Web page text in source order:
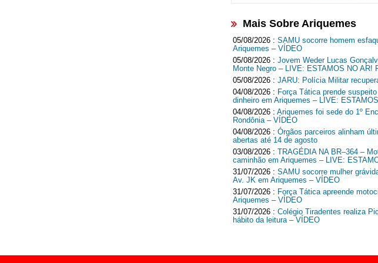
Mais Sobre Ariquemes
05/08/2026 : SAMU socorre homem
Ariquemes – VÍDEO
05/08/2026 : Jovem Weder Lucas
Monte Negro – LIVE: ESTAMOS NO AR!
05/08/2026 : JARU: Polícia Militar
04/08/2026 : Força Tática prende
dinheiro em Ariquemes – LIVE:
04/08/2026 : Ariquemes foi sede do 1º
Rondônia – VÍDEO
04/08/2026 : Órgãos parceiros alinham
abertas até 14 de agosto
03/08/2026 : TRAGÉDIA NA BR–364 –
caminhão em Ariquemes – LIVE:
31/07/2026 : SAMU socorre mulher
Av. JK em Ariquemes – VÍDEO
31/07/2026 : Força Tática apreende
Ariquemes – VÍDEO
31/07/2026 : Colégio Tiradentes realiza
hábito da leitura – VÍDEO